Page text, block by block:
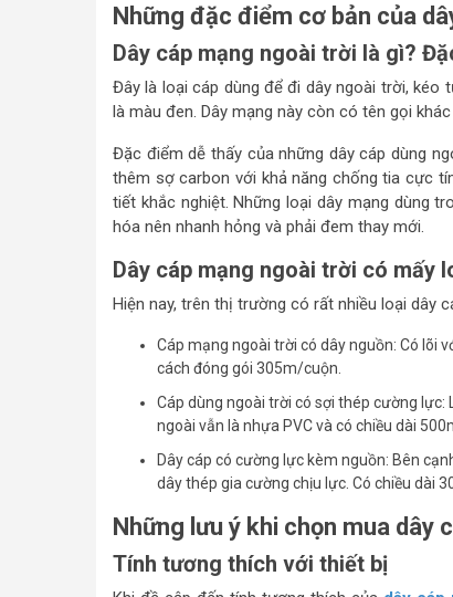
Những đặc điểm cơ bản của
Dây cáp mạng ngoài trời là gì?
Đây là loại cáp dùng để đi dây ngoài trời, kéo
là màu đen. Dây mạng này còn có tên gọi
Đặc điểm dễ thấy của những dây cáp dùng
thêm sợ carbon với khả năng chống tia cực
tiết khắc nghiệt. Những loại dây mạng dùng
hóa nên nhanh hỏng và phải đem thay mới.
Dây cáp mạng ngoài trời có mấy
Hiện nay, trên thị trường có rất nhiều loại dây
Cáp mạng ngoài trời có dây nguồn: Có lõi
cách đóng gói 305m/cuộn.
Cáp dùng ngoài trời có sợi thép cường
ngoài vẫn là nhựa PVC và có chiều dài
Dây cáp có cường lực kèm nguồn: Bên
dây thép gia cường chịu lực. Có chiều dài
Những lưu ý khi chọn mua dây
Tính tương thích với thiết bị